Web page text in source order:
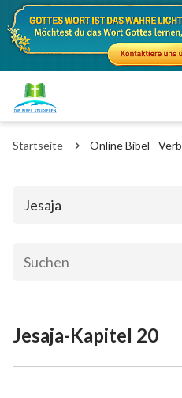
Startseite Online Bibel -
Jesaja
Das alte Testament
1. Mose
5. Mose
1.Samuel
1. Chronik
Esra
Jesaja-Kapitel 20